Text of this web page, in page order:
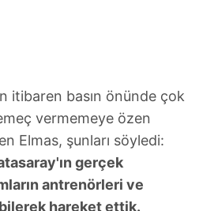
itibaren basın önünde çok
vermemeye özen
Elmas, şunları söyledi:
gerçek
antrenörleri ve
hareket ettik.